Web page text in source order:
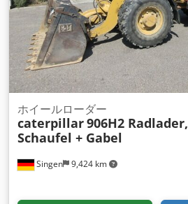
Singen 9,424 km
ホイールローダー
caterpillar906H2 Radlader,
Schaufel + Gabel